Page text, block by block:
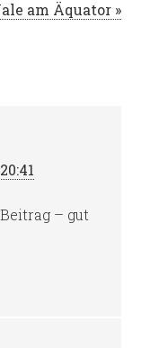
am Äquator »
– gut